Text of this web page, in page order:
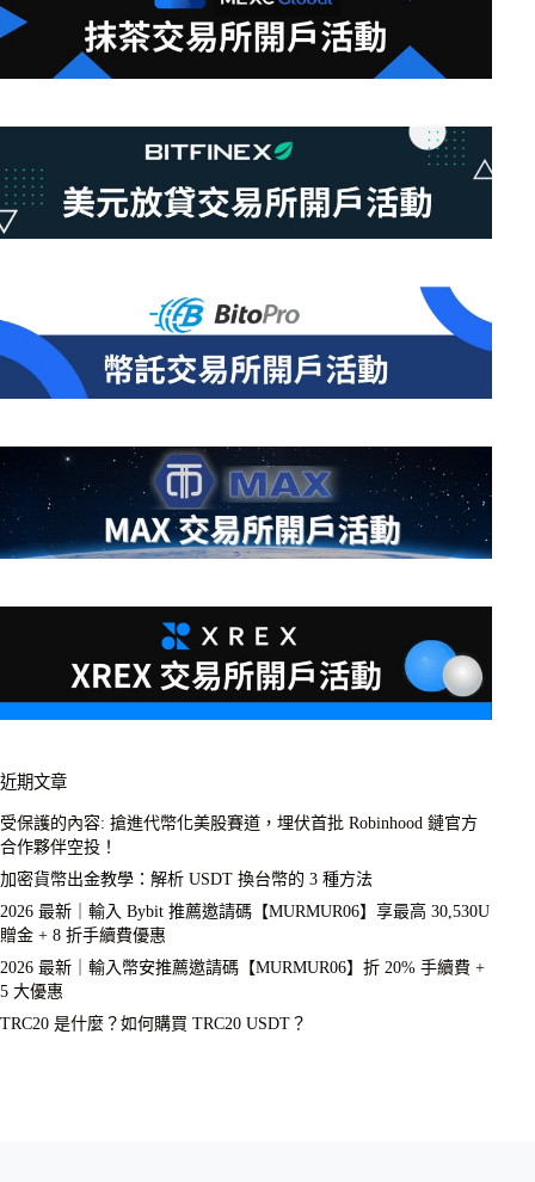
近期文章
受保護的內容: 搶進代幣化美股賽道，埋伏首批 Robinhood 鏈官方
合作夥伴空投！
加密貨幣出金教學：解析 USDT 換台幣的 3 種方法
2026 最新｜輸入 Bybit 推薦邀請碼【MURMUR06】享最高 30,530U
贈金 + 8 折手續費優惠
2026 最新｜輸入幣安推薦邀請碼【MURMUR06】折 20% 手續費 +
5 大優惠
TRC20 是什麼？如何購買 TRC20 USDT？